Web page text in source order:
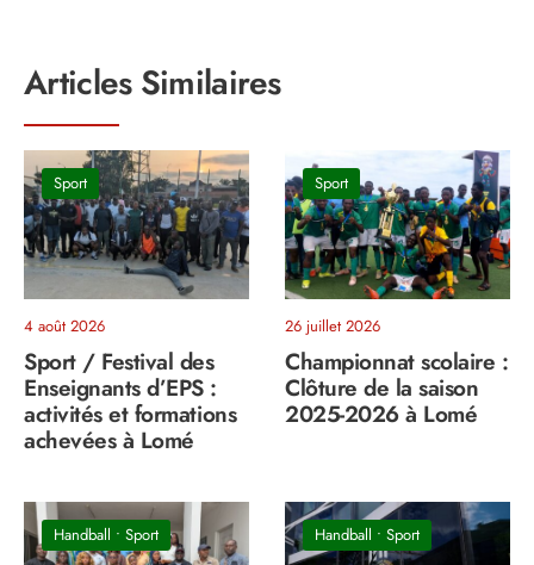
Articles Similaires
Sport
4 août 2026
Sport / Festival des
Enseignants d’EPS :
activités et formations
achevées à Lomé
Sport
26 juillet 2026
Championnat scolaire :
Clôture de la saison
2025-2026 à Lomé
Handball • Sport Handball • Sport